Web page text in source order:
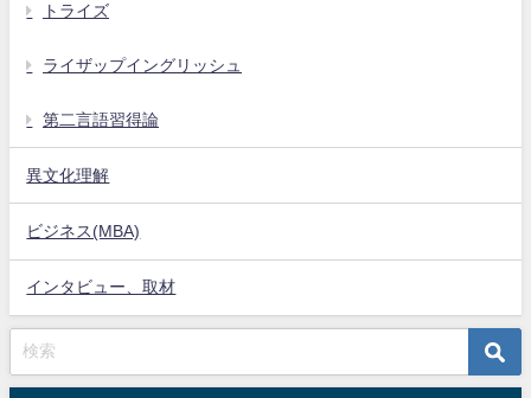
トライズ
ライザップイングリッシュ
第二言語習得論
異文化理解
ビジネス(MBA)
インタビュー、取材